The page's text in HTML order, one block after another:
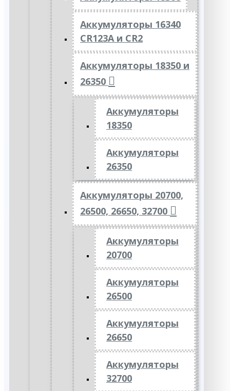
Аккумуляторы 16340
CR123A и CR2
Аккумуляторы 18350 и
26350
Аккумуляторы
18350
Аккумуляторы
26350
Аккумуляторы 20700,
26500, 26650, 32700
Аккумуляторы
20700
Аккумуляторы
26500
Аккумуляторы
26650
Аккумуляторы
32700